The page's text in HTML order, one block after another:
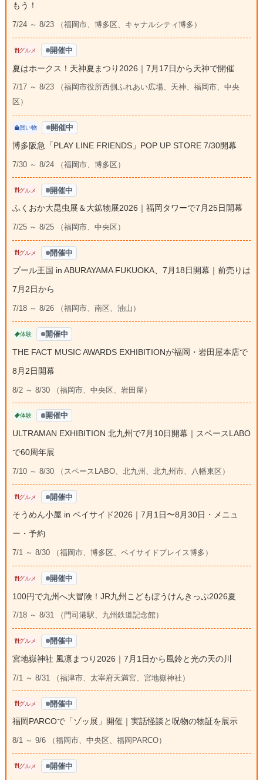
もう！
7/24 ～ 8/23 （福岡市、博多区、キャナルシティ博多）
グルメ 開催中
夏はホークス！天神夏まつり2026｜7月17日から天神で開催
7/17 ～ 8/23 （福岡市役所西側ふれあい広場、天神、福岡市、中央
区）
買い物 開催中
博多阪急「PLAY LINE FRIENDS」POP UP STORE 7/30開幕
7/30 ～ 8/24 （福岡市、博多区）
グルメ 開催中
ふくおか大昆虫展＆大鉱物展2026｜福岡タワーで7月25日開幕
7/25 ～ 8/25 （福岡市、中央区）
グルメ 開催中
プール王国 in ABURAYAMA FUKUOKA、7月18日開幕｜前売りは
7月2日から
7/18 ～ 8/26 （福岡市、南区、油山）
体験 開催中
THE FACT MUSIC AWARDS EXHIBITIONが福岡・岩田屋本店で
8月2日開幕
8/2 ～ 8/30 （福岡市、中央区、岩田屋）
体験 開催中
ULTRAMAN EXHIBITION 北九州で7月10日開幕｜スペースLABO
で60周年展
7/10 ～ 8/30 （スペースLABO、北九州、北九州市、八幡東区）
グルメ 開催中
そうめん小屋 in ベイサイド2026｜7月1日〜8月30日・メニュ
ー・予約
7/1 ～ 8/30 （福岡市、博多区、ベイサイドプレイス博多）
グルメ 開催中
100円で九州へ大冒険！JR九州こどもぼうけんきっぷ2026夏
7/18 ～ 8/31 （門司港駅、九州鉄道記念館）
グルメ 開催中
宮地嶽神社 風凛まつり2026｜7月1日から風鈴と光の天の川
7/1 ～ 8/31 （福津市、太宰府天満宮、宮地嶽神社）
グルメ 開催中
福岡PARCOで「ゾッ展」開催｜実話怪談と呪物の物証を展示
8/1 ～ 9/6 （福岡市、中央区、福岡PARCO）
グルメ 開催中